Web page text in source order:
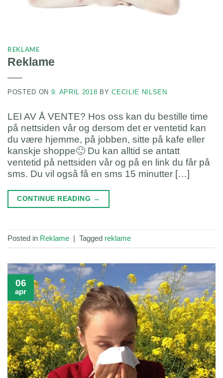
REKLAME
Reklame
POSTED ON 9. APRIL 2018 BYCECILIE NILSEN
LEI AV Å VENTE? Hos oss kan du bestille time
på nettsiden vår og dersom det er ventetid kan
du være hjemme, på jobben, sitte på kafe eller
kanskje shoppe🙂 Du kan alltid se antatt
ventetid på nettsiden vår og på en link du får på
sms. Du vil også få en sms 15 minutter […]
CONTINUE READING →
Posted in Reklame | Tagged reklame
06
apr